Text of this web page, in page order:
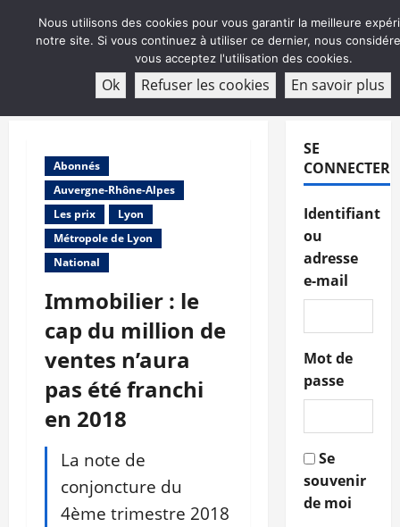
ABONNEMENT
Abonnés
Auvergne-Rhône-Alpes
Les prix
Lyon
Métropole de Lyon
National
Immobilier : le
cap du million de
ventes n’aura
pas été franchi
en 2018
La note de
conjoncture du
4ème trimestre 2018
SE
CONNECTER
Identifiant
ou
adresse
e-mail
Mot de
passe
Se
souvenir
de moi
Nous utilisons des cookies pour vous garantir la meilleure
notre site. Si vous continuez à utiliser ce dernier, nous
vous acceptez l'utilisation des cookies.
Ok Refuser les cookies En savoir plus